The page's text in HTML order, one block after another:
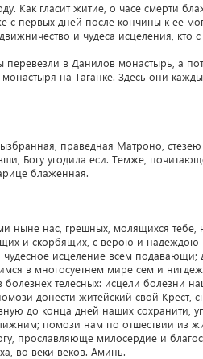
Как гласит житие, о часе смерти
первых дней после кончины к ее
и чудеса исцеления, кто
в Данилов монастырь, а
на Таганке. Здесь они
праведная Матроно,
Богу угодила еси. Темже,
блаженная.
нас, грешных, молящихся тебе,
и скорбящих, с верою и надеждою
исцеление всем подавающи;
в многосуетнем мире сем и
телесных: исцели болезни
донести житейский свой Крест,
до конца дней наших сохранити,
помози нам по отшествии из
прославляюще милосердие и
во веки веков. Аминь.